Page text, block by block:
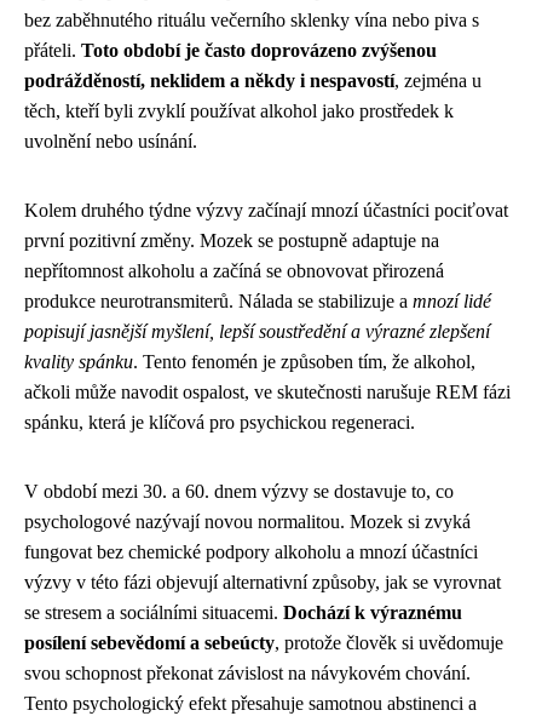
bez zaběhnutého rituálu večerního sklenky vína nebo piva s
přáteli. Toto období je často doprovázeno zvýšenou
podrážděností, neklidem a někdy i nespavostí, zejména u
těch, kteří byli zvyklí používat alkohol jako prostředek k
uvolnění nebo usínání.
Kolem druhého týdne výzvy začínají mnozí účastníci pociťovat
první pozitivní změny. Mozek se postupně adaptuje na
nepřítomnost alkoholu a začíná se obnovovat přirozená
produkce neurotransmiterů. Nálada se stabilizuje a mnozí lidé
popisují jasnější myšlení, lepší soustředění a výrazné zlepšení
kvality spánku. Tento fenomén je způsoben tím, že alkohol,
ačkoli může navodit ospalost, ve skutečnosti narušuje REM fázi
spánku, která je klíčová pro psychickou regeneraci.
V období mezi 30. a 60. dnem výzvy se dostavuje to, co
psychologové nazývají novou normalitou. Mozek si zvyká
fungovat bez chemické podpory alkoholu a mnozí účastníci
výzvy v této fázi objevují alternativní způsoby, jak se vyrovnat
se stresem a sociálními situacemi. Dochází k výraznému
posílení sebevědomí a sebeúcty, protože člověk si uvědomuje
svou schopnost překonat závislost na návykovém chování.
Tento psychologický efekt přesahuje samotnou abstinenci a